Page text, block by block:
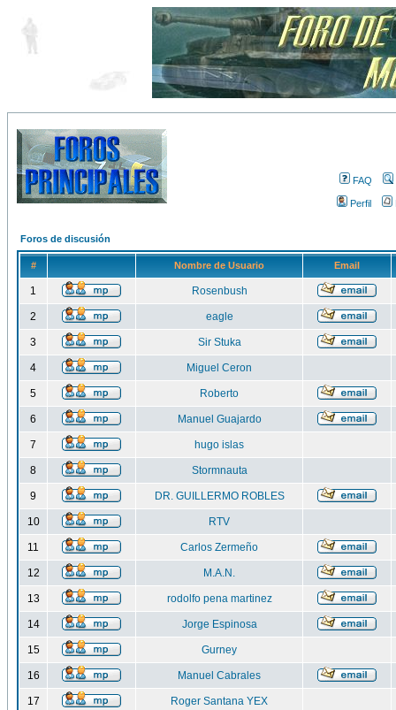
FAQ
Perfil
Foros de discusión
# Nombre de Usuario Email
1 Rosenbush
2 eagle
3 Sir Stuka
4 Miguel Ceron
5 Roberto
6 Manuel Guajardo
7 hugo islas
8 Stormnauta
9 DR. GUILLERMO ROBLES
10 RTV
11 Carlos Zermeño
12 M.A.N.
13 rodolfo pena martinez
14 Jorge Espinosa
15 Gurney
16 Manuel Cabrales
17 Roger Santana YEX